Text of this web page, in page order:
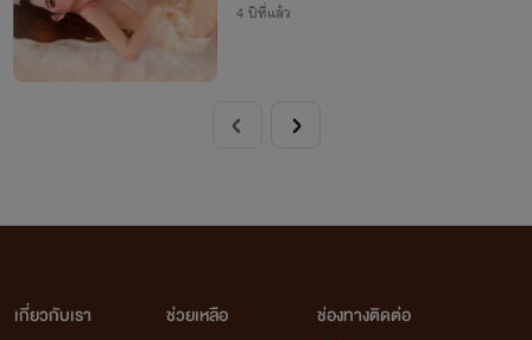
4 ปีที่แล้ว
เกี่ยวกับเรา
ช่วยเหลือ
ช่องทางติดต่อ